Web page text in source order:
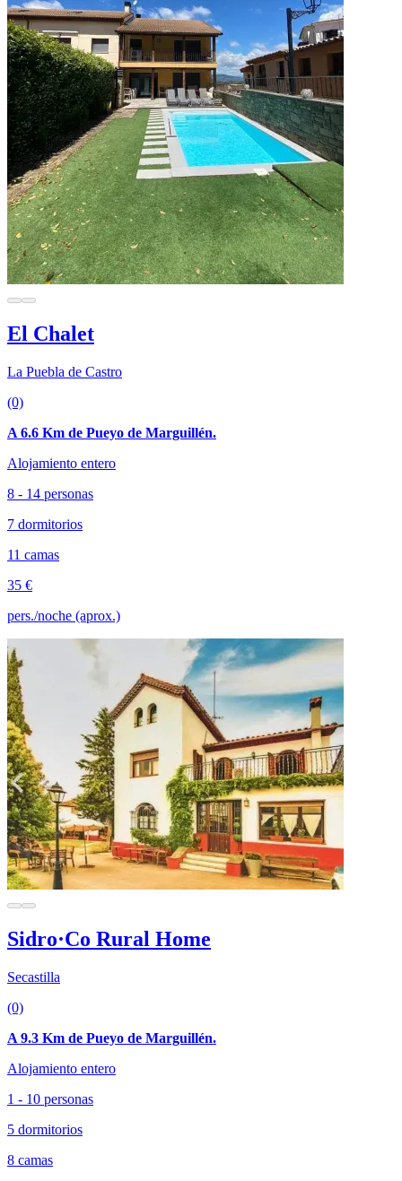
El Chalet
La Puebla de Castro
(0)
A 6.6 Km de Pueyo de Marguillén.
Alojamiento entero
8 - 14 personas
7 dormitorios
11 camas
35 €
pers./noche (aprox.)
Sidro·Co Rural Home
Secastilla
(0)
A 9.3 Km de Pueyo de Marguillén.
Alojamiento entero
1 - 10 personas
5 dormitorios
8 camas